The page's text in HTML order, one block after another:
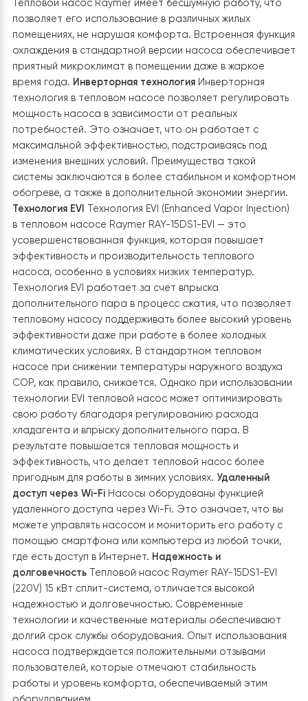
Raymer RAY-15DS1-EVI (220V):
Экономия электроэнергииТепловой насос является
энергосберегающим решением для обогрева.
отопления на основе тепловых насосов могут
сэкономить до 80% электроэнергии по сравнению с
использованию тепла из окружающей среды для
обогрева вместо прямого производства тепла.
Сравнительный анализ показывает, что даже в
условиях тепловой насос способен эффективно
работать, обеспечивая тепло в доме и при этом
электропотребление.Экологическая чистота
внимание следует уделить экологической чистоте
теплового насоса. Использование фреона R410a
делает его экологически безопасным вариантом.
Снижение выбросов CO2 помогает в борьбе с
изменением климата и делает насос более
экологическим вызовам.Бесшумная работа и
Тепловой насос Raymer имеет бесшумную работу,
позволяет его использование в различных жилых
помещениях, не нарушая комфорта. Встроенная
охлаждения в стандартной версии насоса
приятный микроклимат в помещении даже в жаркое
Инверторная
технология в тепловом насосе позволяет
мощность насоса в зависимости от реальных
потребностей. Это означает, что он работает с
максимальной эффективностью, подстраиваясь под
изменения внешних условий. Преимущества такой
системы заключаются в более стабильном и
обогреве, а также в дополнительной экономии
Технология EVI Технология EVI (Enhanced Vapor
в тепловом насосе Raymer RAY-15DS1-EVI — это
усовершенствованная функция, которая повышает
эффективность и производительность теплового
насоса, особенно в условиях низких температур.
Технология EVI работает за счет впрыска
дополнительного пара в процесс сжатия, что
тепловому насосу поддерживать более высокий